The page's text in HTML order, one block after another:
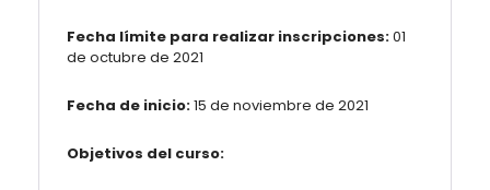
Fecha límite para realizar inscripciones:01
de octubre de 2021
Fecha de inicio:15 de noviembre de 2021
Objetivos del curso: